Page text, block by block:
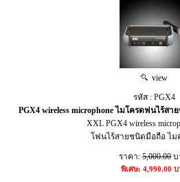
view
รหัส : PGX4
PGX4 wireless microphone ไมโครดฟนไร้ส
XXL PGX4 wireless
โฟนไร้สายชนิดมือถือ ไม
ราคา: 5,000.00 บ
พิเศษ: 4,990.00 บ